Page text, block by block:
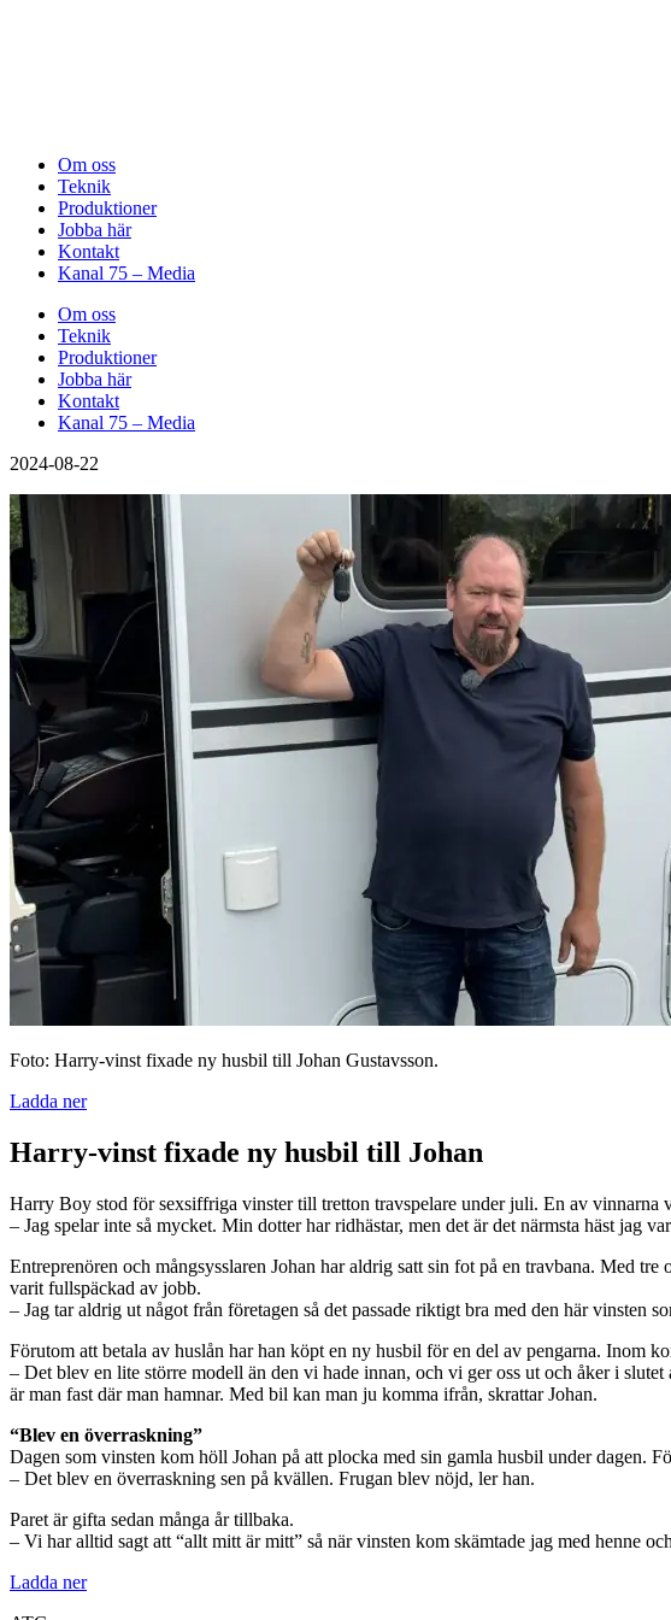
Om oss
Teknik
Produktioner
Jobba här
Kontakt
Kanal 75 – Media
Om oss
Teknik
Produktioner
Jobba här
Kontakt
Kanal 75 – Media
2024-08-22
Foto: Harry-vinst fixade ny husbil till Johan Gustavsson.
Ladda ner
Harry-vinst fixade ny husbil till Johan
Harry Boy stod för sexsiffriga vinster till tretton travspelare under juli. En av
– Jag spelar inte så mycket. Min dotter har ridhästar, men det är det närmsta häst jag
Entreprenören och mångsysslaren Johan har aldrig satt sin fot på en travbana. Med
varit fullspäckad av jobb.
– Jag tar aldrig ut något från företagen så det passade riktigt bra med den här vinsten
Förutom att betala av huslån har han köpt en ny husbil för en del av pengarna. Inom
– Det blev en lite större modell än den vi hade innan, och vi ger oss ut och åker i
är man fast där man hamnar. Med bil kan man ju komma ifrån, skrattar Johan.
“Blev en överraskning”
Dagen som vinsten kom höll Johan på att plocka med sin gamla husbil under dagen.
– Det blev en överraskning sen på kvällen. Frugan blev nöjd, ler han.
Paret är gifta sedan många år tillbaka.
– Vi har alltid sagt att “allt mitt är mitt” så när vinsten kom skämtade jag med henne
Ladda ner